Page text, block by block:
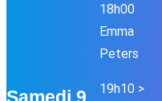
18h00
Emma
Peters
19h10 >